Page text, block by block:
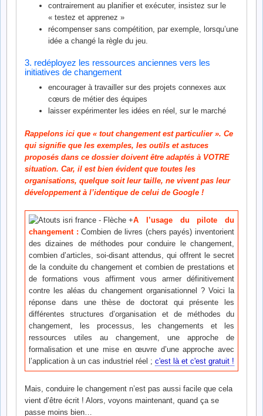
contrairement au planifier et exécuter, insistez sur le
« testez et apprenez »
récompenser sans compétition, par exemple, lorsqu’une
idée a changé la règle du jeu.
3. redéployez les ressources anciennes vers les
initiatives de changement
encourager à travailler sur des projets connexes aux
cœurs de métier des équipes
laisser expérimenter les idées en réel, sur le marché
Rappelons ici que « tout changement est particulier ». Ce
qui signifie que les exemples, les outils et astuces
proposés dans ce dossier doivent être adaptés à VOTRE
situation. Car, il est bien évident que toutes les
organisations, quelque soit leur taille, ne vivent pas leur
développement à l’identique de celui de Google !
A l’usage du pilote du
changement :Combien de livres (chers payés) inventorient
des dizaines de méthodes pour conduire le changement,
combien d’articles, soi-disant attendus, qui offrent le secret
de la conduite du changement et combien de prestations et
de formations vous affirment vous armer définitivement
contre les aléas du changement organisationnel ? Voici la
réponse dans une thèse de doctorat qui présente les
différentes structures d’organisation et de méthodes du
changement, les processus, les changements et les
ressources utiles au changement, une approche de
formalisation et une mise en œuvre d’une approche avec
l’application à un cas industriel réel ; c'est là et c'est gratuit !
Mais, conduire le changement n’est pas aussi facile que cela
vient d’être écrit ! Alors, voyons maintenant, quand ça se
passe moins bien…